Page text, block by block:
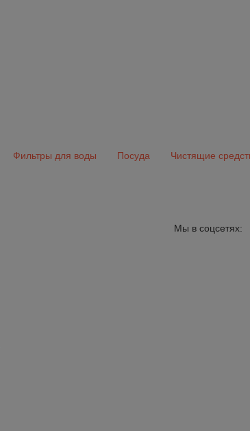
Фильтры для воды Посуда Чистящие
Мы в соцсетях: